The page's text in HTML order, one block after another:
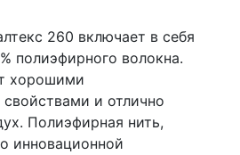
260 включает в себя
полиэфирного волокна.
хорошими
свойствами и отлично
Полиэфирная нить,
инновационной